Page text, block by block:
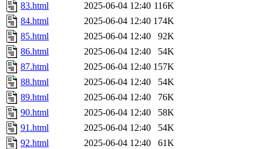
83.html
2025-06-04 12:40 116K
84.html
2025-06-04 12:40 174K
85.html
2025-06-04 12:40
92K
86.html
2025-06-04 12:40
54K
87.html
2025-06-04 12:40 157K
88.html
2025-06-04 12:40
54K
89.html
2025-06-04 12:40
76K
90.html
2025-06-04 12:40
58K
91.html
2025-06-04 12:40
54K
92.html
2025-06-04 12:40
61K